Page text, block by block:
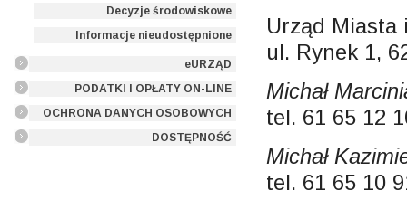
Decyzje środowiskowe
Informacje nieudostępnione
eURZĄD
PODATKI I OPŁATY ON-LINE
OCHRONA DANYCH OSOBOWYCH
DOSTĘPNOŚĆ
Urząd Miasta
ul. Rynek 1,
Michał
tel. 61 65 12
Michał
tel. 61 65 10